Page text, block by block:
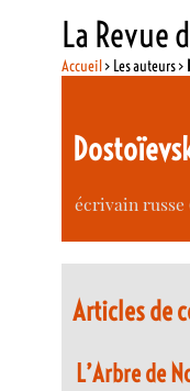
La Revue
Accueil> Les auteurs >
écrivain russe
Articles de
L’Arbre de